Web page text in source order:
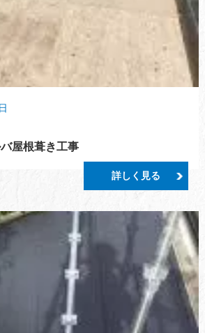
屋根葺き工事
詳しく見る